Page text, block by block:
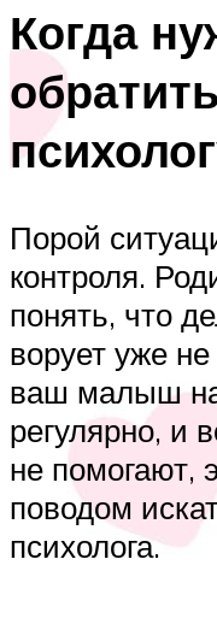
Когда
Порой
контроля.
понять, что
ворует уже
ваш малыш
регулярно, и
не помогают,
поводом
психолога.